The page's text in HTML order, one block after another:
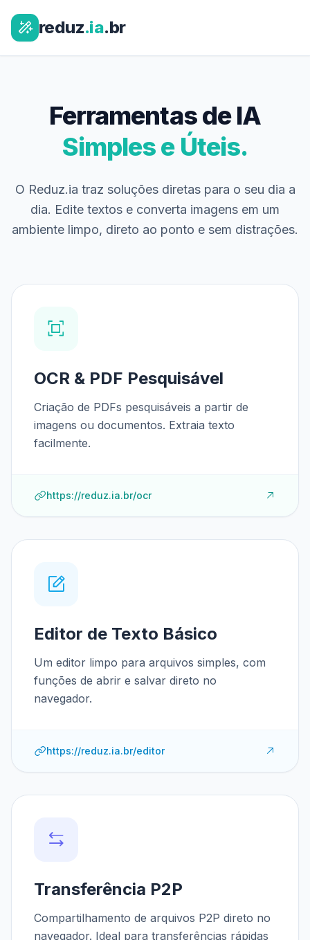
reduz.ia.br
Ferramentas de IA
Simples e Úteis.
O Reduz.ia traz soluções diretas para o seu dia a
dia. Edite textos e converta imagens em um
ambiente limpo, direto ao ponto e sem distrações.
OCR & PDF Pesquisável
Criação de PDFs pesquisáveis a partir de
imagens ou documentos. Extraia texto
facilmente.
https://reduz.ia.br/ocr
Editor de Texto Básico
Um editor limpo para arquivos simples, com
funções de abrir e salvar direto no
navegador.
https://reduz.ia.br/editor
Transferência P2P
Compartilhamento de arquivos P2P direto no
navegador. Ideal para transferências rápidas